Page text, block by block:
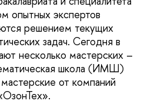
опытных экспертов
решением текущих
задач. Сегодня в
несколько мастерских –
школа (ИМШ)
от компаний